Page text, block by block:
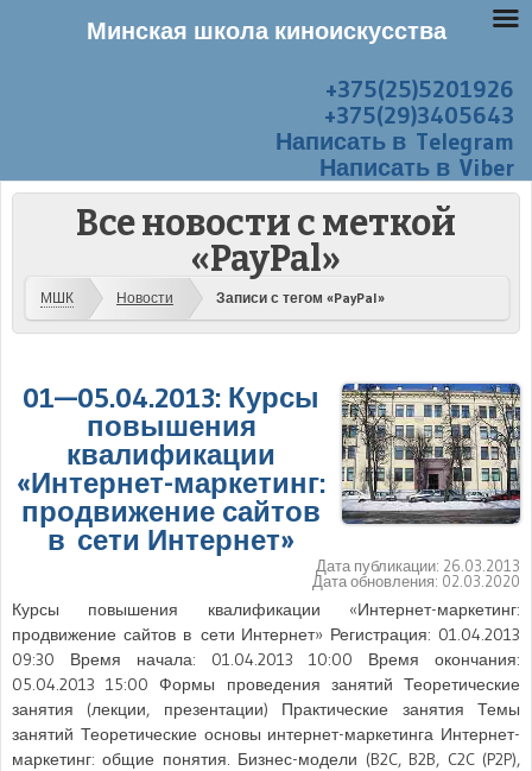
+375(25)5201926
+375(29)3405643
Написать в Telegram
Написать в Viber
Все новости с меткой
«PayPal»
МШК Новости Записи с тегом «PayPal»
01—05.04.2013: Курсы
повышения
квалификации
«Интернет-маркетинг:
продвижение сайтов
в сети Интернет»
Дата публикации: 26.03.2013
Дата обновления: 02.03.2020
Курсы повышения квалификации «Интернет-маркетинг:
продвижение сайтов в сети Интернет» Регистрация: 01.04.2013
09:30 Время начала: 01.04.2013 10:00 Время окончания:
05.04.2013 15:00 Формы проведения занятий Теоретические
занятия (лекции, презентации) Практические занятия Темы
занятий Теоретические основы интернет-маркетинга Интернет-
маркетинг: общие понятия. Бизнес-модели (B2C, B2B, C2C (P2P),
Минская школа киноискусства